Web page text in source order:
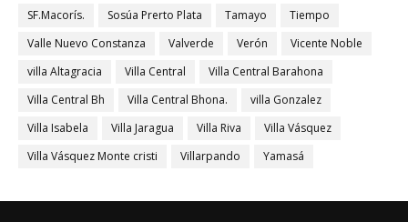
SF.Macorís.
Sosúa Prerto Plata Tamayo
Tiempo
Valle Nuevo Constanza
Valverde Verón
Vicente Noble
villa Altagracia
Villa Central
Villa Central Barahona
Villa Central Bh
Villa Central Bhona.
villa Gonzalez
Villa Isabela
Villa Jaragua Villa Riva
Villa Vásquez
Villa Vásquez Monte cristi
Villarpando Yamasá